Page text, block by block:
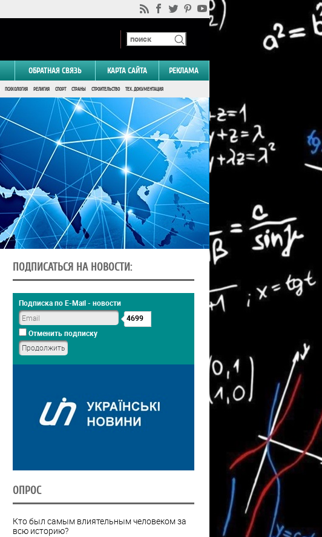
ОБРАТНАЯ СВЯЗЬ КАРТА САЙТА РЕКЛАМА
ПСИХОЛОГИЯ РЕЛИГИЯ СПОРТ СТРАНЫ СТРОИТЕЛЬСТВО ТЕХ. ДОКУМЕНТАЦИЯ
ПОДПИСАТЬСЯ НА НОВОСТИ:
Подписка по E-Mail - новости
4699
Отменить подписку
ОПРОС
Кто был самым влиятельным человеком за
всю историю?